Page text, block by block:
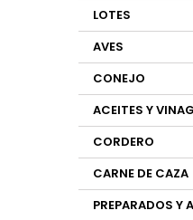
LOTES
AVES
CONEJO
ACEITES Y
CORDERO
CARNE DE CAZA
PREPARADOS Y